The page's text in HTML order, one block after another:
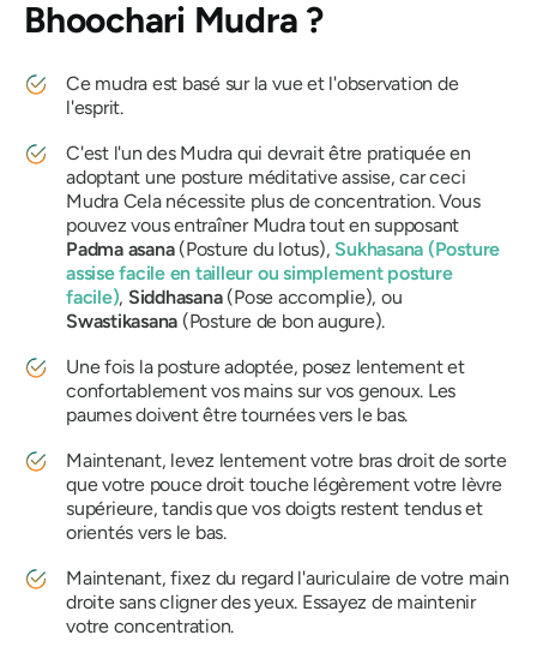
Bhoochari Mudra ?
Ce mudra est basé sur la vue et l'observation de
l'esprit.
C'est l'un des Mudra qui devrait être pratiquée en
adoptant une posture méditative assise, car ceci
MudraCela nécessite plus de concentration. Vous
pouvez vous entraîner Mudratout en supposant
Padma asana(Posture du lotus), Sukhasana (Posture
assise facile en tailleur ou simplement posture
facile), Siddhasana(Pose accomplie), ou
Swastikasana (Posture de bon augure).
Une fois la posture adoptée, posez lentement et
confortablement vos mains sur vos genoux. Les
paumes doivent être tournées vers le bas.
Maintenant, levez lentement votre bras droit de sorte
que votre pouce droit touche légèrement votre lèvre
supérieure, tandis que vos doigts restent tendus et
orientés vers le bas.
Maintenant, fixez du regard l'auriculaire de votre main
droite sans cligner des yeux. Essayez de maintenir
votre concentration.